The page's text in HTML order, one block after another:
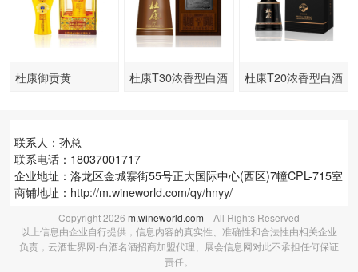
杜康御贡黄 杜康T30浓香型白酒 杜康T20浓香型白酒
联系人：孙总
联系电话：18037001717
企业地址：洛龙区金城寨街55号正大国际中心(西区)7幢CPL-715室
商铺地址： http://m.wineworld.com/qy/hnyy/
Copyright2026 m.wineworld.com All Rights Reserved
以上信息由企业自行提供，信息内容的真实性、准确性和合法性由相关企业
负责，云酒世界网-白酒名酒招商加盟代理、展会信息网对此不承担任何保证
责任。